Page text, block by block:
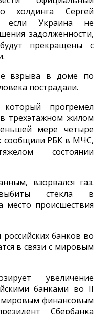
холдинга Сергей
если Украина не
задолженности,
прекращены с
взрыва в доме по
пострадали.
прогремел
трехэтажном жилом
мере четыре
сообщили РБК в МЧС,
состоянии
взорвался газ.
стекла в
место происшествия
банков во
в связи с мировым
увеличение
банками во II
мировым финансовым
Сбербанка